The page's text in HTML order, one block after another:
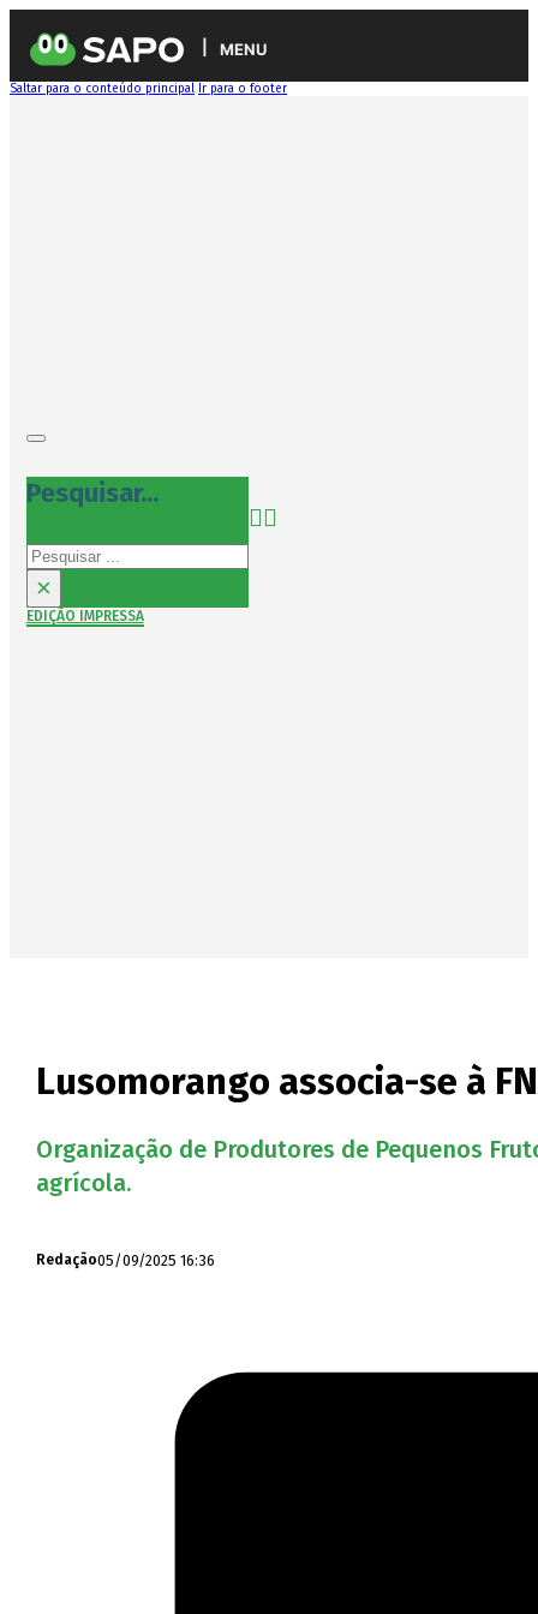
MENU
Saltar para o conteúdo principal Ir para o footer
Pesquisar...
Pesquisar
×
EDIÇÃO IMPRESSA
Lusomorango associa-se à
Organização de Produtores de Pequenos
agrícola.
Redação05/09/2025 16:36